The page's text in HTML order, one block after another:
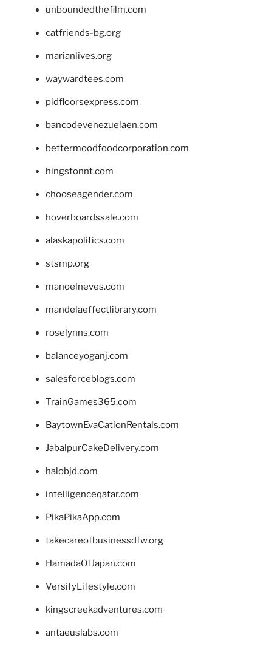
unboundedthefilm.com
catfriends-bg.org
marianlives.org
waywardtees.com
pidfloorsexpress.com
bancodevenezuelaen.com
bettermoodfoodcorporation.com
hingstonnt.com
chooseagender.com
hoverboardssale.com
alaskapolitics.com
stsmp.org
manoelneves.com
mandelaeffectlibrary.com
roselynns.com
balanceyoganj.com
salesforceblogs.com
TrainGames365.com
BaytownEvaCationRentals.com
JabalpurCakeDelivery.com
halobjd.com
intelligenceqatar.com
PikaPikaApp.com
takecareofbusinessdfw.org
HamadaOfJapan.com
VersifyLifestyle.com
kingscreekadventures.com
antaeuslabs.com